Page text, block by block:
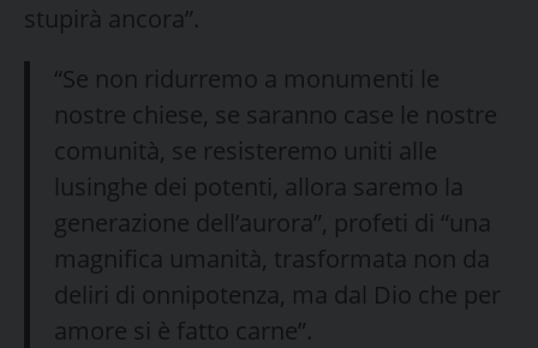
stupirà ancora”.
“Se non ridurremo a monumenti le
nostre chiese, se saranno case le nostre
comunità, se resisteremo uniti alle
lusinghe dei potenti, allora saremo la
generazione dell’aurora”, profeti di “una
magnifica umanità, trasformata non da
deliri di onnipotenza, ma dal Dio che per
amore si è fatto carne”.